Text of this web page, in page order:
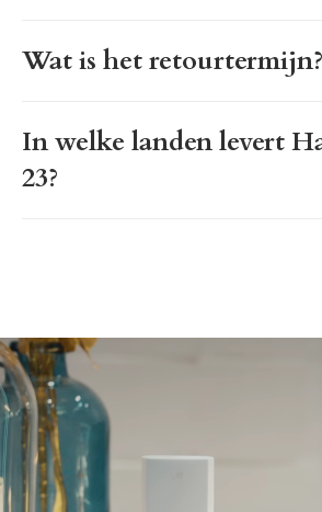
Wat is het retourtermijn?
In welke landen levert
23?